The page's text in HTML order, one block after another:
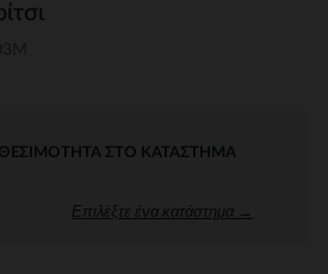
ΣΤΟ ΚΑΤΆΣΤΗΜΑ
Επιλέξτε ένα κατάστημα →